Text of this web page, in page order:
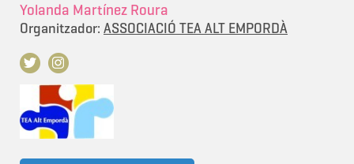
Yolanda Martínez Roura
Organitzador: ASSOCIACIÓ TEA ALT EMPORDÀ